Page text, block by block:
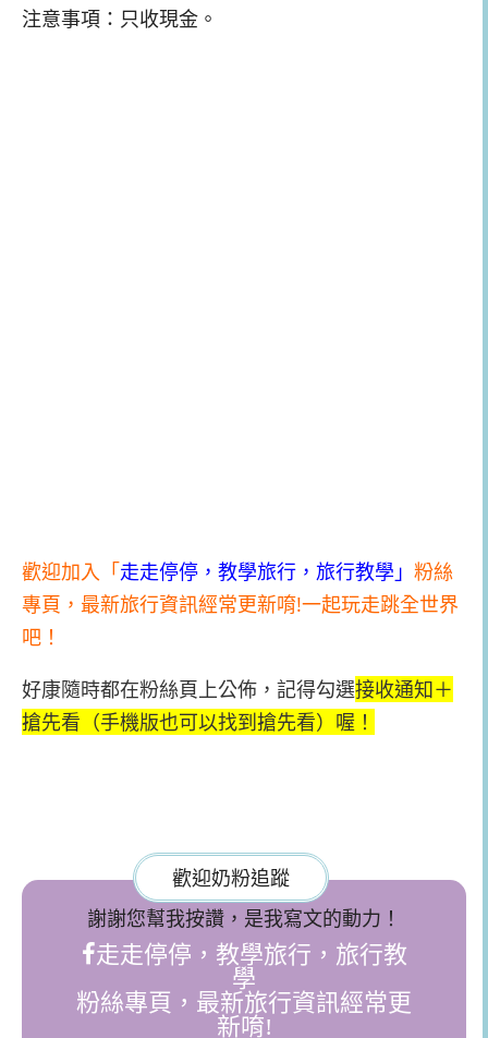
注意事項：只收現金。
歡迎加入「走走停停，教學旅行，旅行教學」 粉絲
專頁 ，最新旅行資訊經常更新唷!一起玩走跳全世界
吧！
好康隨時都在粉絲頁上公佈，記得勾選接收通知＋
搶先看（手機版也可以找到搶先看）喔！
歡迎奶粉追蹤
謝謝您幫我按讚，是我寫文的動力！
走走停停，教學旅行，旅行教
學
粉絲專頁，最新旅行資訊經常更
新唷!